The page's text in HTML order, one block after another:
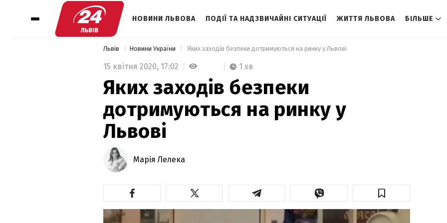
НОВИНИ ЛЬВОВА ПОДІЇ ТА НАДЗВИЧАЙНІ СИТУАЦІЇ ЖИТТЯ ЛЬВОВА БІЛЬШЕ
Львів Новини України Яких заходів безпеки дотримуються на ринку у Львові
15 квітня 2020, 17:02 1 хв
Яких заходів безпеки
дотримуються на ринку у
Львові
Марія Лелека